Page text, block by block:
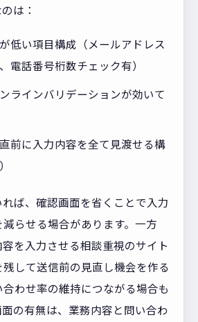
は：
低い項目構成（メールアドレス
電話番号桁数チェック有）
ラインバリデーションが効いて
前に入力内容を全て見渡せる構
ば、確認画面を省くことで入力
らせる場合があります。一方
を入力させる相談重視のサイト
して送信前の見直し機会を作る
わせ率の維持につながる場合も
の有無は、業務内容と問い合わ